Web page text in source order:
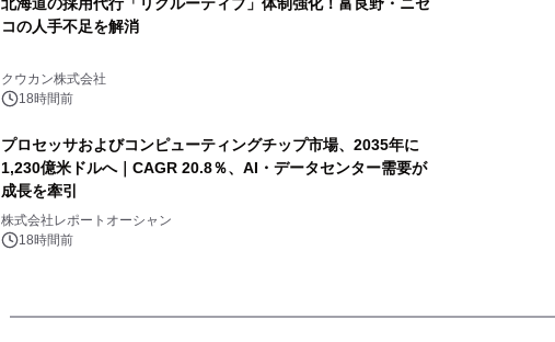
コの人手不足を解消
クウカン株式会社
18時間前
プロセッサおよびコンピューティングチップ市場、2035年に
1,230億米ドルへ｜CAGR 20.8％、AI・データセンター需要が
成長を牽引
株式会社レポートオーシャン
18時間前